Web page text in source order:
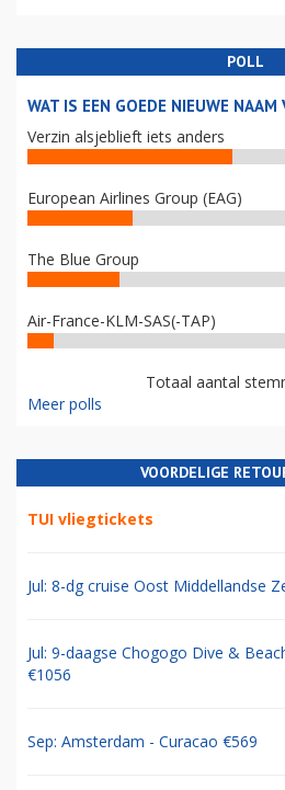
POLL
WAT IS EEN GOEDE NIEUWE NAAM
Verzin alsjeblieft iets anders
European Airlines Group (EAG)
The Blue Group
Air-France-KLM-SAS(-TAP)
Totaal aantal
Meer polls
VOORDELIGE
TUI vliegtickets
Jul: 8-dg cruise Oost Middellandse
Jul: 9-daagse Chogogo Dive &
€1056
Sep: Amsterdam - Curacao €569